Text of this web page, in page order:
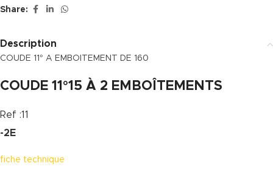
Share:
Description
COUDE 11° A EMBOITEMENT DE 160
COUDE 11°15 À 2 EMBOÎTEMENTS
Ref :11
-2E
fiche technique